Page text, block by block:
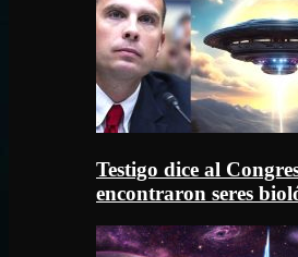
Testigo dice al
encontraron seres